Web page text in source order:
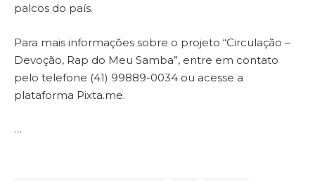
palcos do país.
Para mais informações sobre o projeto “Circulação –
Devoção, Rap do Meu Samba”, entre em contato
pelo telefone (41) 99889-0034 ou acesse a
plataforma Pixta.me.
…